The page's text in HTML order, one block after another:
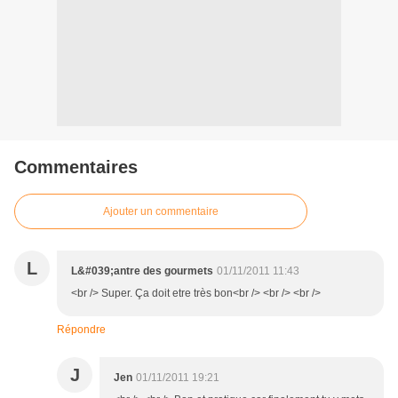
Commentaires
Ajouter un commentaire
L L&#039;antre des gourmets 01/11/2011 11:43
<br /> Super. Ça doit etre très bon<br /> <br /> <br />
Répondre
J Jen 01/11/2011 19:21